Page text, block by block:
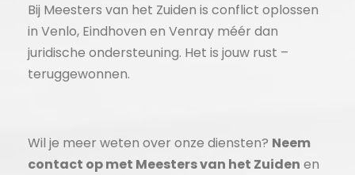
Bij Meesters van het Zuiden is conflict oplossen
in Venlo, Eindhoven en Venray méér dan
juridische ondersteuning. Het is jouw rust –
teruggewonnen.
Wil je meer weten over onze diensten? Neem
contact op met Meesters van het Zuiden en